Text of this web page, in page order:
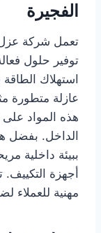
الفجيرة
تعمل شركة
توفير حلول
استهلاك
عازلة متطورة
هذه المواد على
الداخل. بفضل
ببيئة داخلية
أجهزة
مهنية للعملاء